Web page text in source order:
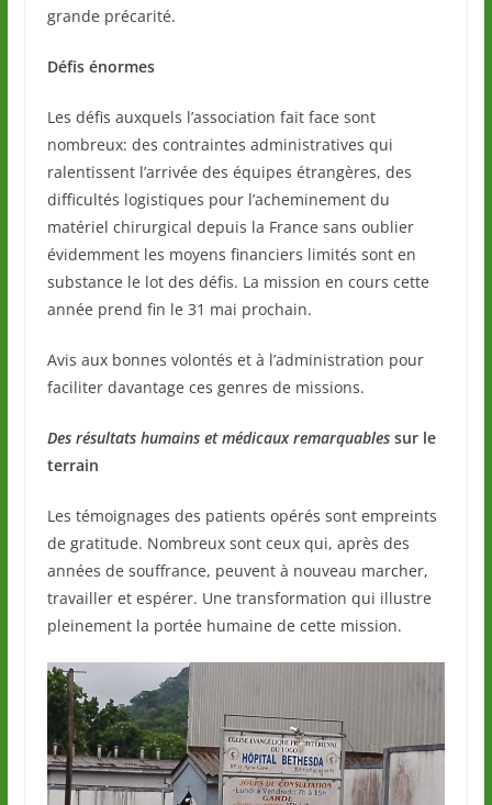
grande précarité.
Défis énormes
Les défis auxquels l’association fait face sont
nombreux: des contraintes administratives qui
ralentissent l’arrivée des équipes étrangères, des
difficultés logistiques pour l’acheminement du
matériel chirurgical depuis la France sans oublier
évidemment les moyens financiers limités sont en
substance le lot des défis. La mission en cours cette
année prend fin le 31 mai prochain.
Avis aux bonnes volontés et à l’administration pour
faciliter davantage ces genres de missions.
Des résultats humains et médicaux remarquables sur le
terrain
Les témoignages des patients opérés sont empreints
de gratitude. Nombreux sont ceux qui, après des
années de souffrance, peuvent à nouveau marcher,
travailler et espérer. Une transformation qui illustre
pleinement la portée humaine de cette mission.